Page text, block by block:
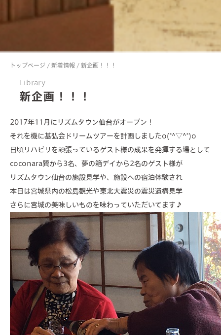
about us
valuable features
facilities
members lounge
トップページ / 新着情報 / 新企画！！！
Library
新企画！！！
2017年11月にリズムタウン仙台がオープン！
それを機に基弘会ドリームツアーを計画しましたo(*^▽^*)o
日頃リハビリを頑張っているゲスト様の成果を発揮する場として
coconara巽から3名、夢の箱デイから2名のゲスト様が
リズムタウン仙台の施設見学や、施設への宿泊体験され
本日は宮城県内の松島観光や東北大震災の震災遺構見学
さらに宮城の美味しいものを味わっていただいてます♪